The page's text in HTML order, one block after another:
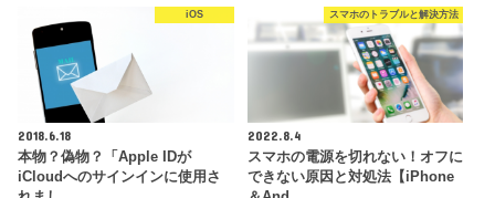
iOS
2018.6.18
本物？偽物？「Apple IDが
iCloudへのサインインに使用さ
スマホのトラブルと解決方法
2022.8.4
スマホの電源を切れない！オフに
できない原因と対処法【iPhone